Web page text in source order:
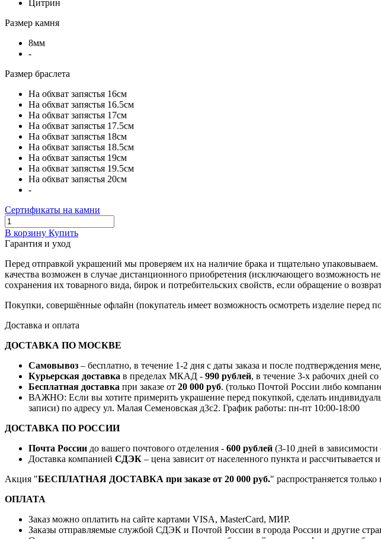
Цитрин
Размер камня
8мм
-
Размер браслета
На обхват запястья 16см
На обхват запястья 16.5см
На обхват запястья 17см
На обхват запястья 17.5см
На обхват запястья 18см
На обхват запястья 18.5см
На обхват запястья 19см
На обхват запястья 19.5см
На обхват запястья 20см
-
Сертификаты на камни
В корзину Купить
Гарантия и уход
Перед отправкой украшений мы проверяем их на наличие брака и тщательно
качества возможен в случае дистанционного приобретения (исключающего возможность
сохранения их товарного вида, бирок и потребительских свойств, если обращение о
Покупки, совершённые офлайн (покупатель имеет возможность осмотреть изделие перед
Доставка и оплата
ДОСТАВКА ПО МОСКВЕ
Самовывоз – бесплатно, в течение 1-2 дня с даты заказа и после подтверждения
Курьерская доставка в пределах МКАД - 990 рублей, в течение 3-х рабочих дней
Бесплатная доставка при заказе от 20 000 руб. (только Почтой России либо
ВАЖНО: Если вы хотите примерить украшение перед покупкой, сделать
записи) по адресу ул. Малая Семеновская д3с2. График работы: пн-пт 10:00-18:00
ДОСТАВКА ПО РОССИИ
Почта России до вашего почтового отделения - 600 рублей (3-10 дней в зависимости
Доставка компанией СДЭК – цена зависит от населенного пункта и
Акция "БЕСПЛАТНАЯ ДОСТАВКА при заказе от 20 000 руб." распространяется
ОПЛАТА
Заказ можно оплатить на сайте картами VISA, MasterCard, МИР.
Заказы отправляемые службой СДЭК и Почтой России в города России и другие